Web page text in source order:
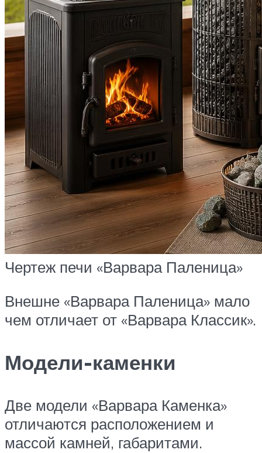
Чертеж печи «Варвара Паленица»
Внешне «Варвара Паленица» мало
чем отличает от «Варвара Классик».
Модели-каменки
Две модели «Варвара Каменка»
отличаются расположением и
массой камней, габаритами.